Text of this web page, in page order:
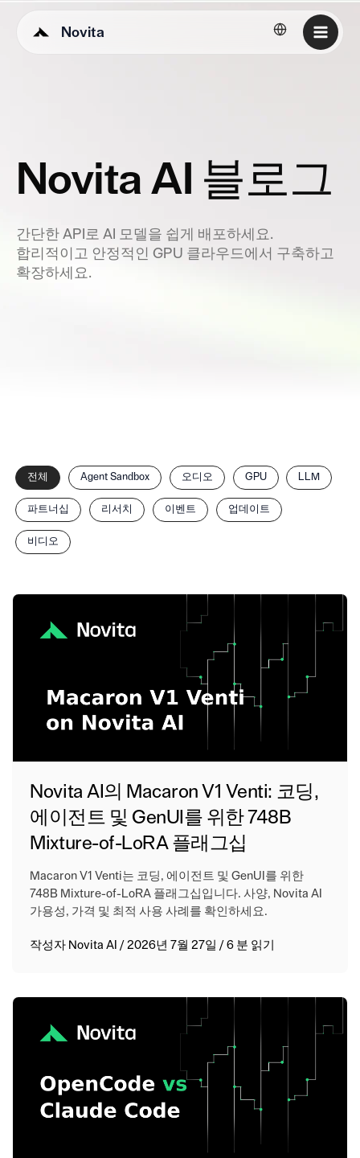
Novita 한국어
Novita AI 블로그
간단한 API로 AI 모델을 쉽게 배포하세요.
합리적이고 안정적인 GPU 클라우드에서 구축하고
확장하세요.
카
테
고
리
별
게
전체 Agent Sandbox 오디오 GPU LLM
파트너십 리서치 이벤트 업데이트
비디오
Novita AI의 Macaron V1 Venti: 코딩,
에이전트 및 GenUI를 위한 748B
Mixture-of-LoRA 플래그십
Macaron V1 Venti는 코딩, 에이전트 및 GenUI를 위한
748B Mixture-of-LoRA 플래그십입니다. 사양, Novita AI
가용성, 가격 및 최적 사용 사례를 확인하세요.
작성자 Novita AI / 2026년 7월 27일 /6 분 읽기